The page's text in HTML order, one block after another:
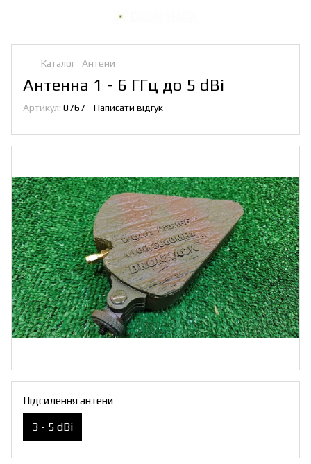
Каталог Антени
Антенна 1 - 6 ГГц до 5 dBi
Артикул: 0767 Написати відгук
Підсилення антени
3 - 5 dBi